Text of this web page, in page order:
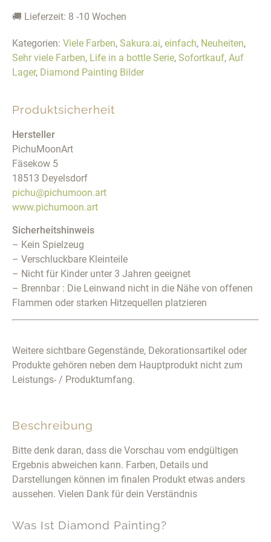
🚚 Lieferzeit: 8 -10 Wochen
Kategorien: Viele Farben, Sakura.ai, einfach, Neuheiten,
Sehr viele Farben, Life in a bottle Serie, Sofortkauf, Auf
Lager, Diamond Painting Bilder
Beschreibung
Bitte denk daran, dass die Vorschau vom endgültigen
Ergebnis abweichen kann. Farben, Details und
Darstellungen können im finalen Produkt etwas anders
aussehen. Vielen Dank für dein Verständnis
Was Ist Diamond Painting?
Produktsicherheit
Hersteller
PichuMoonArt
Fäsekow 5
18513 Deyelsdorf
pichu@pichumoon.art
www.pichumoon.art
Sicherheitshinweis
– Kein Spielzeug
– Verschluckbare Kleinteile
– Nicht für Kinder unter 3 Jahren geeignet
– Brennbar : Die Leinwand nicht in die Nähe von offenen
Flammen oder starken Hitzequellen platzieren
Weitere sichtbare Gegenstände, Dekorationsartikel oder
Produkte gehören neben dem Hauptprodukt nicht zum
Leistungs- / Produktumfang.